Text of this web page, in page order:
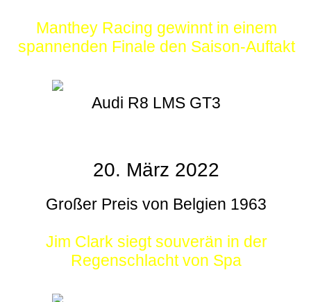
Manthey Racing gewinnt in einem
spannenden Finale den Saison-Auftakt
Audi R8 LMS GT3
20. März 2022
Großer Preis von Belgien 1963
Jim Clark siegt souverän in der
Regenschlacht von Spa